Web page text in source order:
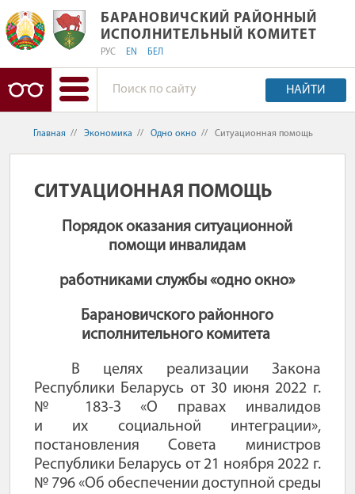
БАРАНОВИЧСКИЙ РАЙОННЫЙ
БАРАНОВИЧСКИЙ РАЙОННЫЙ
ИСПОЛНИТЕЛЬНЫЙ КОМИТЕТ
РУС EN БЕЛ
НАЙТИ
Главная // Экономика // Одно окно // Ситуационная помощь
СИТУАЦИОННАЯ ПОМОЩЬ
Порядок оказания ситуационной
помощи инвалидам
работниками службы «одно окно»
Барановичского районного
исполнительного комитета
В целях реализации Закона
Республики Беларусь от 30 июня 2022 г.
№ 183-З «О правах инвалидов
и их социальной интеграции»,
постановления Совета министров
Республики Беларусь от 21 ноября 2022 г.
№ 796 «Об обеспечении доступной среды